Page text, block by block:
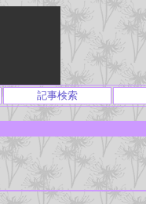
記事検索